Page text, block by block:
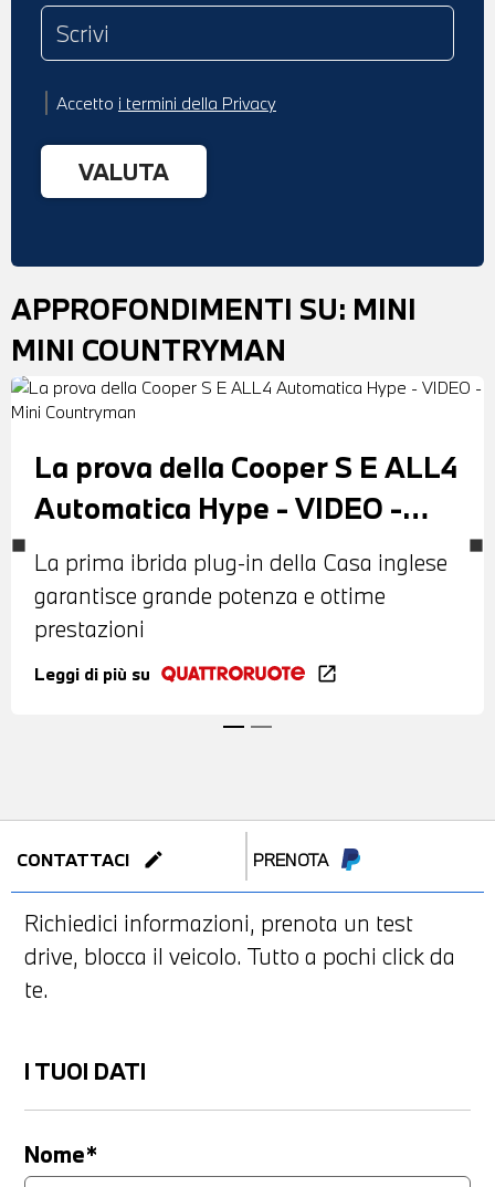
Accetto i termini della Privacy
APPROFONDIMENTI SU: MINI
MINI COUNTRYMAN
La prova della Cooper S E ALL4
Automatica Hype - VIDEO -
Mini Countryman
La prima ibrida plug-in della Casa inglese
garantisce grande potenza e ottime
prestazioni
Leggi di più su open_in_new
CONTATTACI edit PRENOTA
Richiedici informazioni, prenota un test
drive, blocca il veicolo. Tutto a pochi click da
te.
I TUOI DATI
Nome*